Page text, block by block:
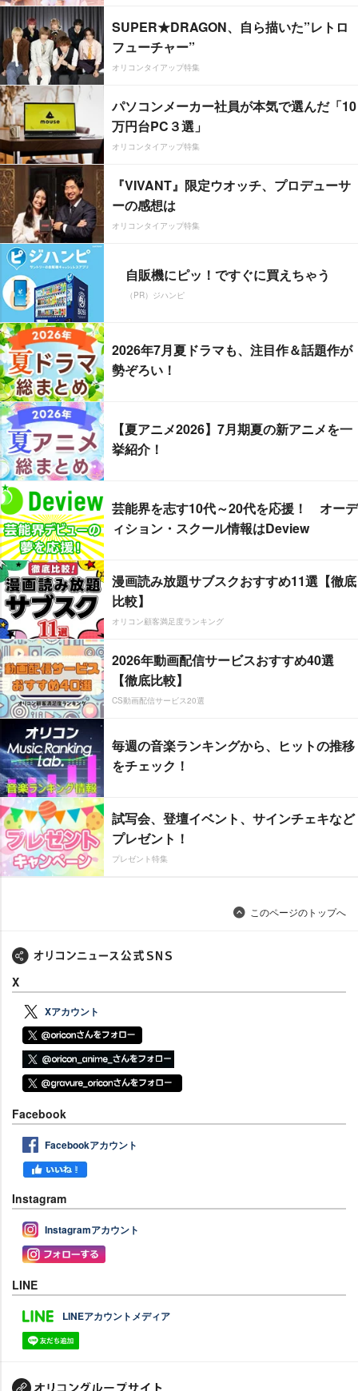
SUPER★DRAGON、自ら描いた”レトロ
フューチャー”
オリコンタイアップ特集
パソコンメーカー社員が本気で選んだ「10
万円台PC３選」
オリコンタイアップ特集
『VIVANT』限定ウオッチ、プロデューサ
ーの感想は
オリコンタイアップ特集
自販機にピッ！ですぐに買えちゃう
（PR）ジハンピ
2026年7月夏ドラマも、注目作＆話題作が
勢ぞろい！
【夏アニメ2026】7月期夏の新アニメを一
挙紹介！
芸能界を志す10代～20代を応援！ オーデ
ィション・スクール情報はDeview
漫画読み放題サブスクおすすめ11選【徹底
比較】
オリコン顧客満足度ランキング
2026年動画配信サービスおすすめ40選
【徹底比較】
CS動画配信サービス20選
毎週の音楽ランキングから、ヒットの推移
をチェック！
試写会、登壇イベント、サインチェキなど
プレゼント！
プレゼント特集
このページのトップへ
X
Xアカウント
Facebook
Facebookアカウント
Instagram
Instagramアカウント
LINE
LINEアカウントメディア